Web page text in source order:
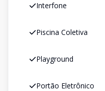
Interfone
Piscina Coletiva
Playground
Portão Eletrônico